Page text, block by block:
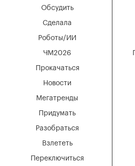
Мегатренды
Придумать
Разобраться
Взлететь
Новости
Переключиться
Обсудить
Сделала
Роботы/ИИ
ЧМ2026
Прокачаться